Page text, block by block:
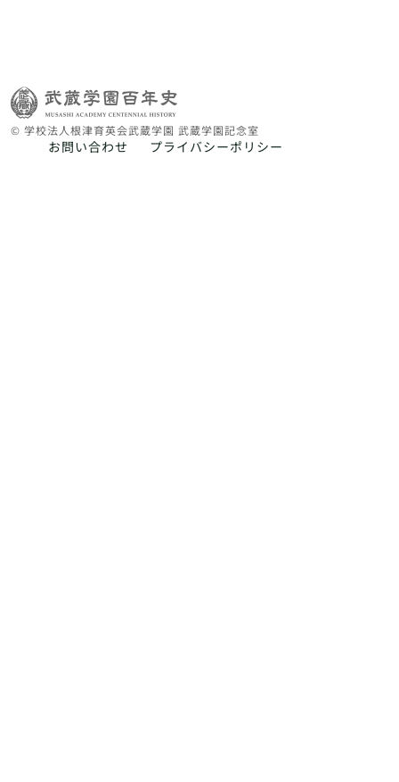
© 学校法人根津育英会武蔵学園 武蔵学園記念室
お問い合わせ プライバシーポリシー